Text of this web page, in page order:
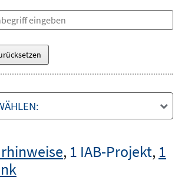
, 1 IAB-Projekt, 1